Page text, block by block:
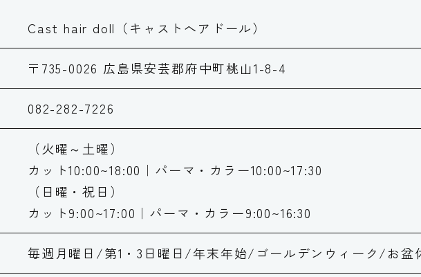
Cast hair doll（キャストへアドール）
〒735-0026 広島県安芸郡府中町桃山1-8-4
082-282-7226
（火曜～土曜）
カット10:00~18:00｜パーマ・カラー10:00~17:30
（日曜・祝日）
カット9:00~17:00｜パーマ・カラー9:00~16:30
毎週月曜日/第1・3日曜日/年末年始/ゴールデンウィーク/お盆